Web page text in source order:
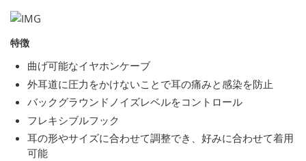
特徴
曲げ可能なイヤホンケーブ
外耳道に圧力をかけないことで耳の痛みと感染を防止
バックグラウンドノイズレベルをコントロール
フレキシブルフック
耳の形やサイズに合わせて調整でき、好みに合わせて着用
可能